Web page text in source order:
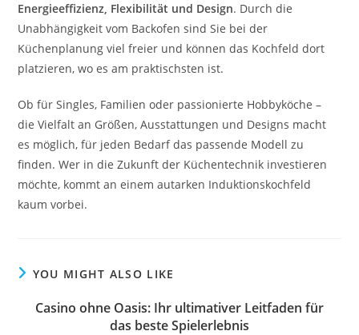
Energieeffizienz, Flexibilität und Design. Durch die
Unabhängigkeit vom Backofen sind Sie bei der
Küchenplanung viel freier und können das Kochfeld dort
platzieren, wo es am praktischsten ist.
Ob für Singles, Familien oder passionierte Hobbyköche –
die Vielfalt an Größen, Ausstattungen und Designs macht
es möglich, für jeden Bedarf das passende Modell zu
finden. Wer in die Zukunft der Küchentechnik investieren
möchte, kommt an einem autarken Induktionskochfeld
kaum vorbei.
YOU MIGHT ALSO LIKE
Casino ohne Oasis: Ihr ultimativer Leitfaden für
das beste Spielerlebnis